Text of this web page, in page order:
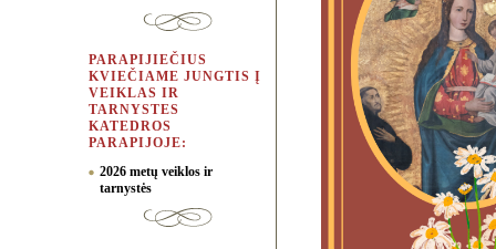
PARAPIJIEČIUS
KVIEČIAME JUNGTIS Į
VEIKLAS IR
TARNYSTES
KATEDROS
PARAPIJOJE:
2026 metų veiklos ir
tarnystės